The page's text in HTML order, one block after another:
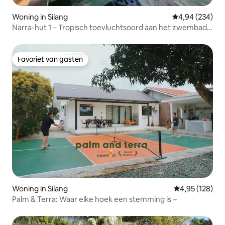
Woning in Silang Gemiddelde
4,94 (234)
Narra-hut 1 – Tropisch toevluchtsoord aan het zwembad
Favoriet van gasten
Favoriet van gasten
Woning in Silang Gemiddelde
4,95 (128)
Palm & Terra: Waar elke hoek een stemming is ~